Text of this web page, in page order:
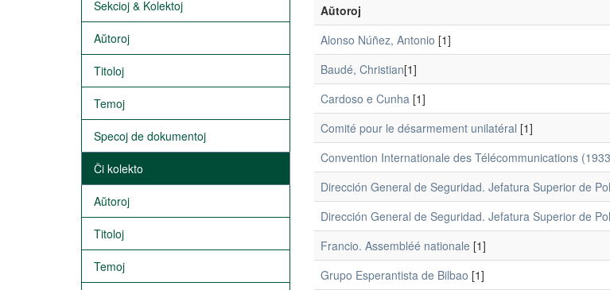
Sekcioj & Kolektoj
Aŭtoroj
Titoloj
Temoj
Specoj de dokumentoj
Ĉi kolekto
Aŭtoroj
Titoloj
Temoj
Aŭtoroj
Alonso Núñez, Antonio [1]
[1]
Cardoso e Cunha[1]
Comité pour le désarmement unilatéral [1]
Convention Internationale des Télécommunications
Dirección General de Seguridad. Jefatura Superior de
Dirección General de Seguridad. Jefatura Superior de
Francio. Assembléé nationale [1]
Grupo Esperantista de Bilbao [1]